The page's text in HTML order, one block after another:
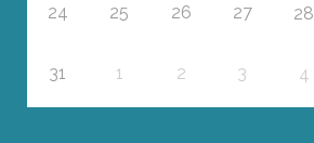
24 25 26 27 28
31 1 2 3 4